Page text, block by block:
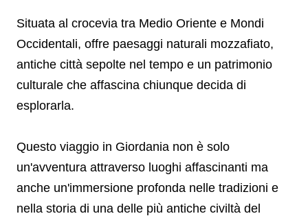
Situata al crocevia tra Medio Oriente e Mondi
Occidentali, offre paesaggi naturali mozzafiato,
antiche città sepolte nel tempo e un patrimonio
culturale che affascina chiunque decida di
esplorarla.
Questo viaggio in Giordania non è solo
un'avventura attraverso luoghi affascinanti ma
anche un'immersione profonda nelle tradizioni e
nella storia di una delle più antiche civiltà del